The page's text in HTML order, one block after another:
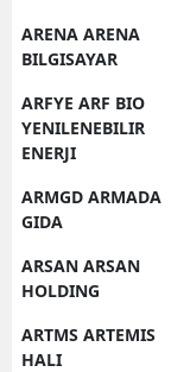
ARENA ARENA
BILGISAYAR
ARFYE ARF BIO
YENILENEBILIR
ENERJI
ARMGD ARMADA
GIDA
ARSAN ARSAN
HOLDING
ARTMS ARTEMIS
HALI